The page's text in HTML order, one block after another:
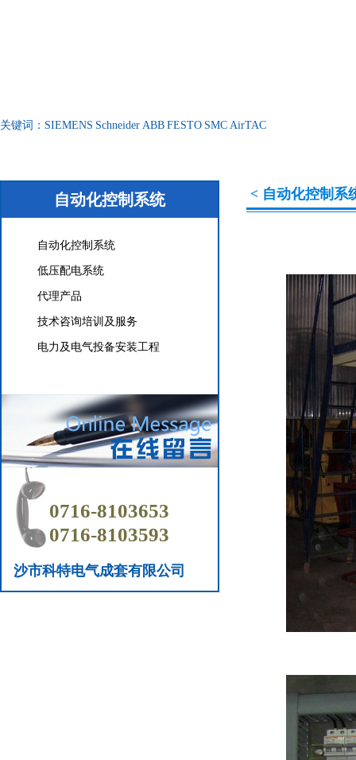
关键词： SIEMENS Schneider ABB FESTO SMC AirTAC
自动化控制系统
自动化控制系统
低压配电系统
代理产品
技术咨询培训及服务
电力及电气投备安装工程
0716-8103653
0716-8103593
沙市科特电气成套有限公司
< 自动化控制系